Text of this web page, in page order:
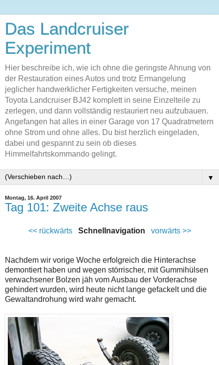
Das Landcruiser
Experiment
Hier beschreibe ich, wie ich ohne die geringste Ahnung von
der Restauration eines Autos und trotz Ermangelung
jeglicher handwerklicher Fertigkeiten versuche, meinen
Toyota Landcruiser BJ42 komplett in seine Einzelteile zu
zerlegen, und dann vollständig restauriert neu aufzubauen.
Angefangen hat alles in einer Garage von 17 Quadratmetern
ohne Strom und ohne alles. Du bist herzlich eingeladen,
dabei und gespannt zu sein ob dieses
Himmelfahrtskommando gelingt.
▼
Montag, 16. April 2007
Tag 101: Zweite Achse raus
<< rückwärtsSchnellnavigation vorwärts >>
Nachdem wir vorige Woche erfolgreich die Hinterachse
demontiert haben und wegen störrischer, mit Gummihülsen
verwachsener Bolzen jäh vom Ausbau der Vorderachse
gehindert wurden, wird heute nicht lange gefackelt und die
Gewaltandrohung wird wahr gemacht.